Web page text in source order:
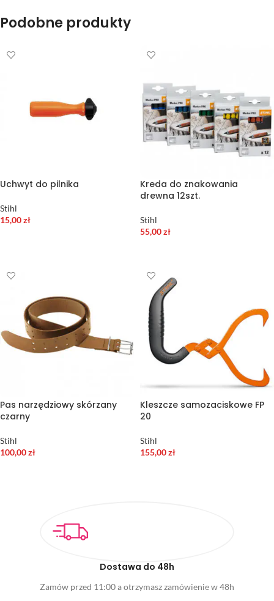
Podobne produkty
Uchwyt do pilnika
Stihl
15,00zł
Kreda do znakowania
drewna 12szt.
Stihl
55,00zł
Pas narzędziowy skórzany
czarny
Stihl
100,00zł
Kleszcze samozaciskowe FP
20
Stihl
155,00zł
Dostawa do 48h
Zamów przed 11:00 a otrzymasz zamówienie w 48h